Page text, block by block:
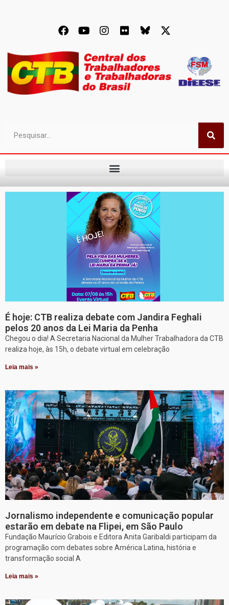
É hoje: CTB realiza debate com Jandira Feghali
pelos 20 anos da Lei Maria da Penha
Chegou o dia! A Secretaria Nacional da Mulher Trabalhadora da CTB
realiza hoje, às 15h, o debate virtual em celebração
Leia mais »
Jornalismo independente e comunicação popular
estarão em debate na Flipei, em São Paulo
Fundação Maurício Grabois e Editora Anita Garibaldi participam da
programação com debates sobre América Latina, história e
transformação social A
Leia mais »